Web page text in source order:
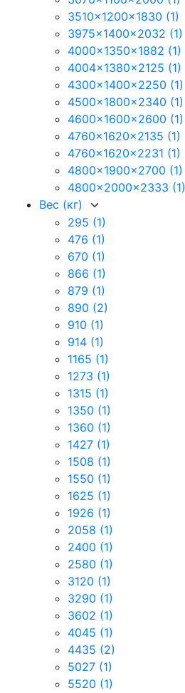
3510x1200x1830 (1)
3975x1400x2032 (1)
4000x1350x1882 (1)
4004x1380x2125 (1)
4300x1400x2250 (1)
4500x1800x2340 (1)
4600x1600x2600 (1)
4760x1620x2135 (1)
4760x1620x2231 (1)
4800x1900x2700 (1)
4800x2000x2333 (1)
Вес (кг)
295 (1)
476 (1)
670 (1)
866 (1)
879 (1)
890 (2)
910 (1)
914 (1)
1165 (1)
1273 (1)
1315 (1)
1350 (1)
1360 (1)
1427 (1)
1508 (1)
1550 (1)
1625 (1)
1926 (1)
2058 (1)
2400 (1)
2580 (1)
3120 (1)
3290 (1)
3602 (1)
4045 (1)
4435 (2)
5027 (1)
5520 (1)